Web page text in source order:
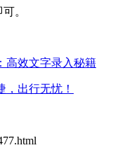
。
高效文字录入秘籍
，出行无忧！